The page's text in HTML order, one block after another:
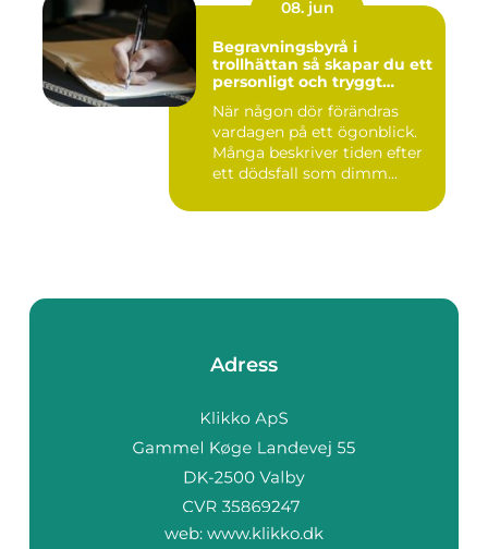
08. jun
Begravningsbyrå i
trollhättan så skapar du ett
personligt och tryggt
När någon dör förändras
vardagen på ett ögonblick.
Många beskriver tiden efter
ett dödsfall som dimm...
Adress
web: www.klikko.dk